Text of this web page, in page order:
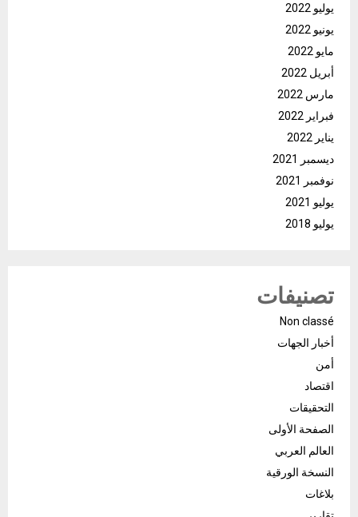
يوليو 2022
يونيو 2022
مايو 2022
أبريل 2022
مارس 2022
فبراير 2022
يناير 2022
ديسمبر 2021
نوفمبر 2021
يوليو 2021
يوليو 2018
تصنيفات
Non classé
أخبار الجهات
أمن
اقتصاد
التحقيقات
الصفحة الأولى
العالم العربي
النسخة الورقية
بلاغات